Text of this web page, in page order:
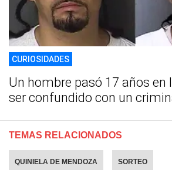
CURIOSIDADES
Un hombre pasó 17 años en
ser confundido con un
TEMAS RELACIONADOS
QUINIELA DE MENDOZA SORTEO